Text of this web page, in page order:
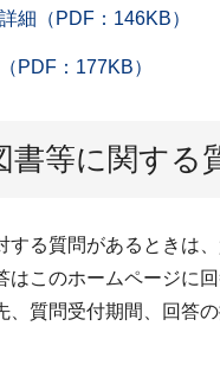
細（PDF：146KB）
PDF：177KB）
書等に関する
する質問があるときは
はこのホームページに
、質問受付期間、回答